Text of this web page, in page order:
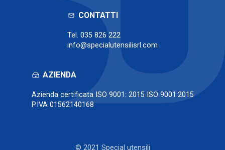
CONTATTI
Tel. 035 826 222
info@specialutensilisrl.com
AZIENDA
Azienda certificata ISO 9001: 2015 ISO 9001:2015
P.IVA 01562140168
© 2021 Special utensili